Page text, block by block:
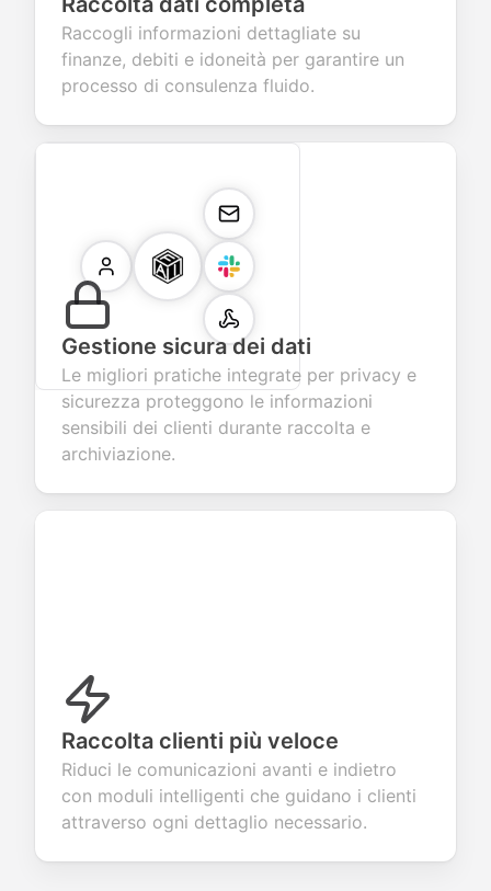
Raccogli informazioni dettagliate su
finanze, debiti e idoneità per garantire un
processo di consulenza fluido.
Gestione sicura dei dati
Le migliori pratiche integrate per privacy e
sicurezza proteggono le informazioni
sensibili dei clienti durante raccolta e
archiviazione.
Raccolta clienti più veloce
Riduci le comunicazioni avanti e indietro
con moduli intelligenti che guidano i clienti
attraverso ogni dettaglio necessario.